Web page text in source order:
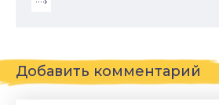
Добавить комментарий